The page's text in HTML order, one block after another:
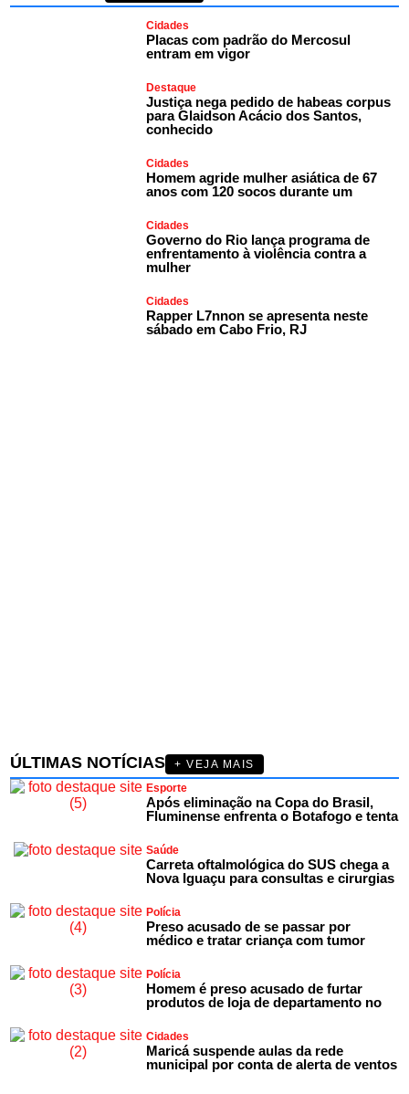
Cidades
Placas com padrão do Mercosul
entram em vigor
Destaque
Justiça nega pedido de habeas corpus
para Glaidson Acácio dos Santos,
conhecido
Cidades
Homem agride mulher asiática de 67
anos com 120 socos durante um
Cidades
Governo do Rio lança programa de
enfrentamento à violência contra a
mulher
Cidades
Rapper L7nnon se apresenta neste
sábado em Cabo Frio, RJ
ÚLTIMAS NOTÍCIAS
+ VEJA MAIS
Esporte
Após eliminação na Copa do Brasil,
Fluminense enfrenta o Botafogo e tenta
Saúde
Carreta oftalmológica do SUS chega a
Nova Iguaçu para consultas e cirurgias
Polícia
Preso acusado de se passar por
médico e tratar criança com tumor
Polícia
Homem é preso acusado de furtar
produtos de loja de departamento no
Cidades
Maricá suspende aulas da rede
municipal por conta de alerta de ventos